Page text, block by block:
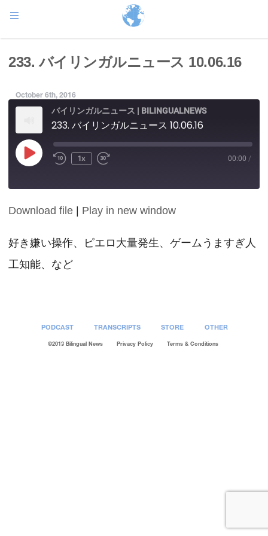
233. バイリンガルニュース 10.06.16
October 6th, 2016
バイリンガルニュース | BILINGUALNEWS
233. バイリンガルニュース 10.06.16
Play
Episode
1x 00:00 /
SHARE
LINK
EMBED
Download file Play in new window
好き嫌い操作、ピエロ大量発生、ゲームうますぎ人
工知能、など
PODCAST TRANSCRIPTS STORE OTHER
©2013 Bilingual News Privacy Policy Terms & Conditions